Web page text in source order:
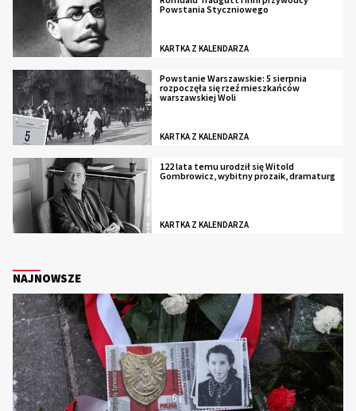
Powstania Styczniowego
KARTKA Z KALENDARZA
Powstanie Warszawskie: 5 sierpnia
rozpoczęła się rzeź mieszkańców
warszawskiej Woli
KARTKA Z KALENDARZA
122 lata temu urodził się Witold
Gombrowicz, wybitny prozaik, dramaturg
KARTKA Z KALENDARZA
NAJNOWSZE